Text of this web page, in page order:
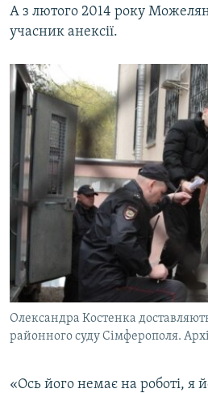
А з лютого 2014 року
учасник анексії.
Олександра Костенка
районного суду Сімферополя.
«Ось його немає на роботі, я